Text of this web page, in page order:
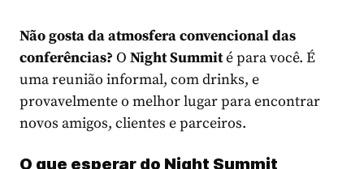
Não gosta da atmosfera convencional das
conferências? O Night Summité para você. É
uma reunião informal, com drinks, e
provavelmente o melhor lugar para encontrar
novos amigos, clientes e parceiros.
O que esperar do Night Summit